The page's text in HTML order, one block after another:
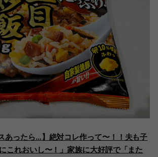
あったら…】絶対コレ作って〜！！夫も子
これおいし〜！」家族に大好評で「また